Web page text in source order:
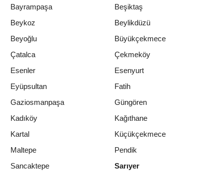
Bayrampaşa
Beşiktaş
Beykoz
Beylikdüzü
Beyoğlu
Büyükçekmece
Çatalca
Çekmeköy
Esenler
Esenyurt
Eyüpsultan
Fatih
Gaziosmanpaşa
Güngören
Kadıköy
Kağıthane
Kartal
Küçükçekmece
Maltepe
Pendik
Sancaktepe
Sarıyer